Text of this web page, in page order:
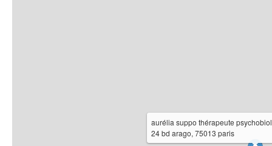
aurélia suppo thérapeute
24 bd arago, 75013 paris